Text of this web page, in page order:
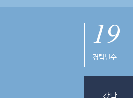
19
경력년수
강남